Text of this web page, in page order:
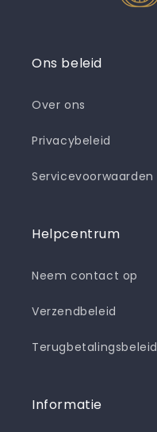
Ons beleid
Over ons
Privacybeleid
Servicevoorwaarden
Helpcentrum
Neem contact op
Verzendbeleid
Terugbetalingsbeleid
Informatie